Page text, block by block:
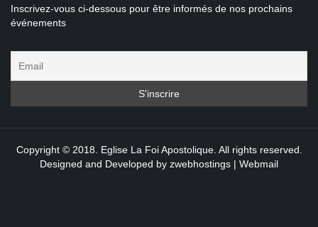
Inscrivez-vous ci-dessous pour être informés de nos prochains
événements
Copyright © 2018. Eglise La Foi Apostolique. All rights reserved.
Designed and Developed by zwebhostings | Webmail